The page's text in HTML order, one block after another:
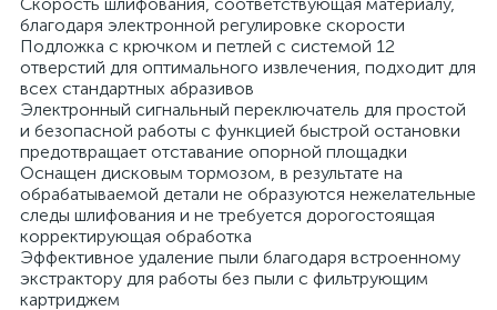
благодаря электронной регулировке скорости
Подложка с крючком и петлей с системой 12
отверстий для оптимального извлечения, подходит для
всех стандартных абразивов
Электронный сигнальный переключатель для простой
и безопасной работы с функцией быстрой остановки
предотвращает отставание опорной площадки
Оснащен дисковым тормозом, в результате на
обрабатываемой детали не образуются нежелательные
следы шлифования и не требуется дорогостоящая
корректирующая обработка
Эффективное удаление пыли благодаря встроенному
экстрактору для работы без пыли с фильтрующим
картриджем